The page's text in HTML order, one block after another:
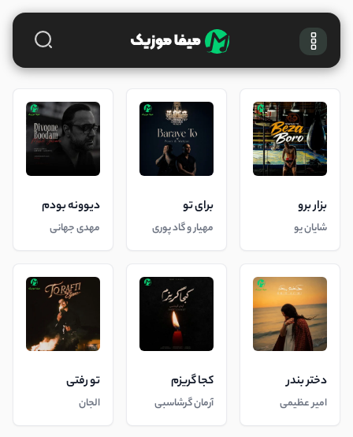
بزار برو
شایان یو
برای تو
مهیار و گاد پوری
دیوونه بودم
مهدی جهانی
دختر بندر
امیر عظیمی
کجا گریزم
آرمان گرشاسبی
تو رفتی
الجان